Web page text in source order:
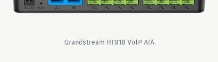
Grandstream HT818 VoIP ATA